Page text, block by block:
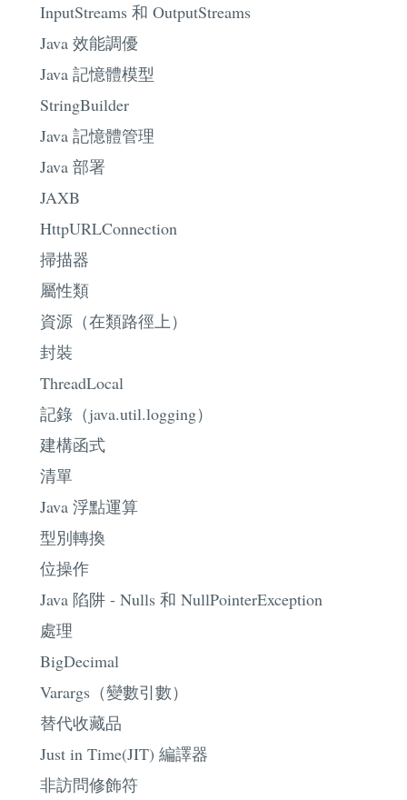
InputStreams 和 OutputStreams
Java 效能調優
Java 記憶體模型
StringBuilder
Java 記憶體管理
Java 部署
JAXB
HttpURLConnection
掃描器
屬性類
資源（在類路徑上）
封裝
ThreadLocal
記錄（java.util.logging）
建構函式
清單
Java 浮點運算
型別轉換
位操作
Java 陷阱 - Nulls 和 NullPointerException
處理
BigDecimal
Varargs（變數引數）
替代收藏品
Just in Time(JIT) 編譯器
非訪問修飾符